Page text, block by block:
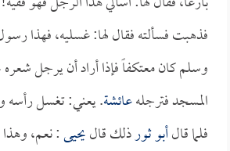
فذهبت فسألته فقال لها: غسليه، فهذا
وسلم كان معتكفاً فإذا أراد أن يرجل
المسجد فترجلهعائشة. يعني: تغسل
فلما قالأبو ثورذلك قاليحيى: نعم،